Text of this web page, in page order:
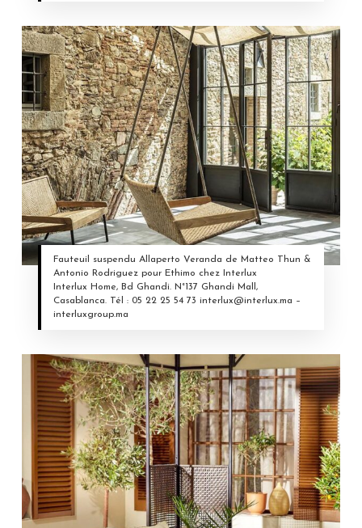
Fauteuil suspendu Allaperto Veranda de Matteo Thun &
Antonio Rodriguez pour Ethimo chez Interlux
Interlux Home, Bd Ghandi. N°137 Ghandi Mall,
Casablanca. Tél : 05 22 25 54 73 interlux@interlux.ma –
interluxgroup.ma